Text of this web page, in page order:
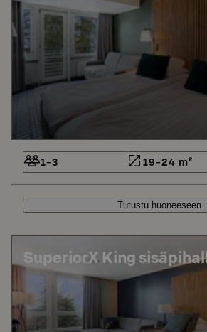
1-3 19-24 m²
Tutustu huoneeseen
SuperiorX King